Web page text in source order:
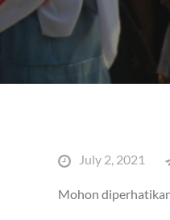
PostedJuly 2, 2021
Mohon